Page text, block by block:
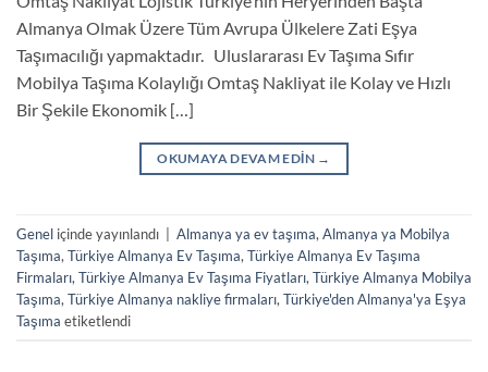
Almanya Olmak Üzere Tüm Avrupa Ülkelere Zati Eşya
Taşımacılığı yapmaktadır. Uluslararası Ev Taşıma Sıfır
Mobilya Taşıma Kolaylığı Omtaş Nakliyat ile Kolay ve Hızlı
Bir Şekile Ekonomik […]
OKUMAYA DEVAM EDIN →
Genel içinde yayınlandı Almanya ya ev taşıma, Almanya ya Mobilya
Taşıma, Türkiye Almanya Ev Taşıma, Türkiye Almanya Ev Taşıma
Firmaları, Türkiye Almanya Ev Taşıma Fiyatları, Türkiye Almanya Mobilya
Taşıma, Türkiye Almanya nakliye firmaları, Türkiye'den Almanya'ya Eşya
Taşıma etiketlendi